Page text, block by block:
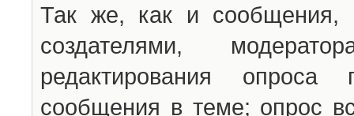
Так же, как и сообщения,
создателями,
редактирования опроса
сообщения в теме; опрос